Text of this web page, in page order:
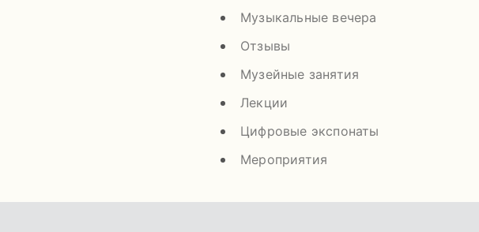
Музыкальные вечера
Отзывы
Музейные занятия
Лекции
Цифровые экспонаты
Мероприятия